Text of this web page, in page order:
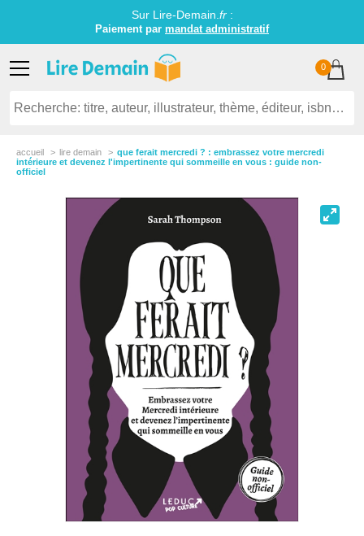
Sur Lire-Demain. fr:
Paiement par mandat administratif
0
accueil lire demain
que ferait mercredi ? : embrassez votre mercredi
intérieure et devenez l'impertinente qui sommeille en vous : guide non-
officiel